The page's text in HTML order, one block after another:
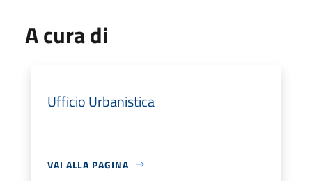
A cura di
Ufficio Urbanistica
VAI ALLA PAGINA